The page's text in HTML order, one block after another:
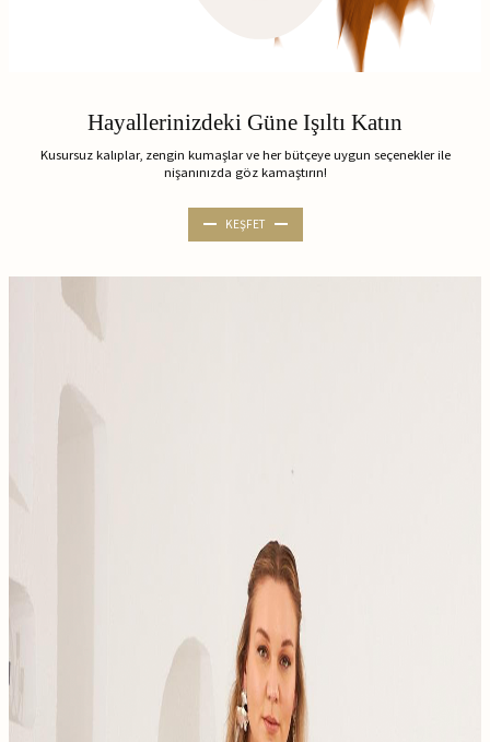
Hayallerinizdeki Güne Işıltı Katın
Kusursuz kalıplar, zengin kumaşlar ve her bütçeye uygun seçenekler ile
nişanınızda göz kamaştırın!
KEŞFET